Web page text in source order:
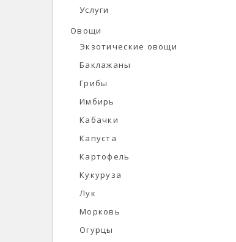
Услуги
Овощи
Экзотические овощи
Баклажаны
Грибы
Имбирь
Кабачки
Капуста
Картофель
Кукуруза
Лук
Морковь
Огурцы